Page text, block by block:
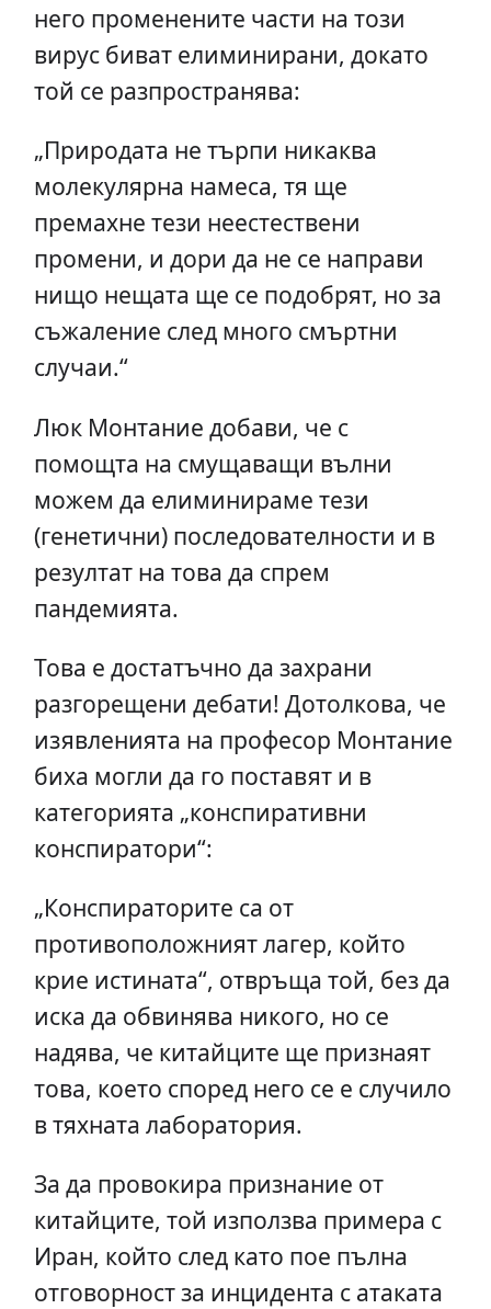
него променените части на този
вирус биват елиминирани, докато
той се разпространява:
„Природата не търпи никаква
молекулярна намеса, тя ще
премахне тези неестествени
промени, и дори да не се направи
нищо нещата ще се подобрят, но за
съжаление след много смъртни
случаи.“
Люк Монтание добави, че с
помощта на смущаващи вълни
можем да елиминираме тези
(генетични) последователности и в
резултат на това да спрем
пандемията.
Това е достатъчно да захрани
разгорещени дебати! Дотолкова, че
изявленията на професор Монтание
биха могли да го поставят и в
категорията „конспиративни
конспиратори“:
„Конспираторите са от
противоположният лагер, който
крие истината“, отвръща той, без да
иска да обвинява никого, но се
надява, че китайците ще признаят
това, което според него се е случило
в тяхната лаборатория.
За да провокира признание от
китайците, той използва примера с
Иран, който след като пое пълна
отговорност за инцидента с атаката